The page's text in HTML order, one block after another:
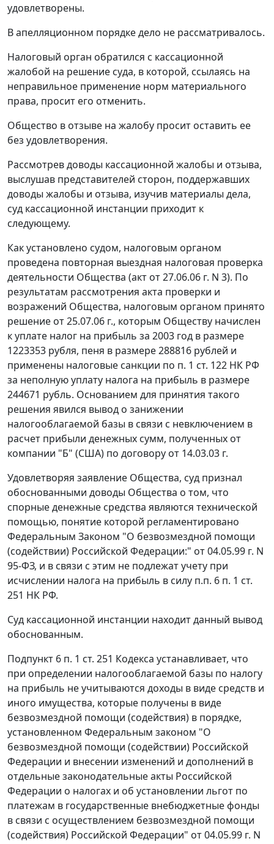
удовлетворены.
В апелляционном порядке дело не рассматривалось.
Налоговый орган обратился с кассационной
жалобой на решение суда, в которой, ссылаясь на
неправильное применение норм материального
права, просит его отменить.
Общество в отзыве на жалобу просит оставить ее
без удовлетворения.
Рассмотрев доводы кассационной жалобы и отзыва,
выслушав представителей сторон, поддержавших
доводы жалобы и отзыва, изучив материалы дела,
суд кассационной инстанции приходит к
следующему.
Как установлено судом, налоговым органом
проведена повторная выездная налоговая проверка
деятельности Общества (акт от 27.06.06 г. N 3). По
результатам рассмотрения акта проверки и
возражений Общества, налоговым органом принято
решение от 25.07.06 г., которым Обществу начислен
к уплате налог на прибыль за 2003 год в размере
1223353 рубля, пеня в размере 288816 рублей и
применены налоговые санкции по п. 1 ст. 122 НК РФ
за неполную уплату налога на прибыль в размере
244671 рубль. Основанием для принятия такого
решения явился вывод о занижении
налогооблагаемой базы в связи с невключением в
расчет прибыли денежных сумм, полученных от
компании "Б" (США) по договору от 14.03.03 г.
Удовлетворяя заявление Общества, суд признал
обоснованными доводы Общества о том, что
спорные денежные средства являются технической
помощью, понятие которой регламентировано
Федеральным Законом "О безвозмездной помощи
(содействии) Российской Федерации:" от 04.05.99 г. N
95-ФЗ, и в связи с этим не подлежат учету при
исчислении налога на прибыль в силу п.п. 6 п. 1 ст.
251 НК РФ.
Суд кассационной инстанции находит данный вывод
обоснованным.
Подпункт 6 п. 1 ст. 251 Кодекса устанавливает, что
при определении налогооблагаемой базы по налогу
на прибыль не учитываются доходы в виде средств и
иного имущества, которые получены в виде
безвозмездной помощи (содействия) в порядке,
установленном Федеральным законом "О
безвозмездной помощи (содействии) Российской
Федерации и внесении изменений и дополнений в
отдельные законодательные акты Российской
Федерации о налогах и об установлении льгот по
платежам в государственные внебюджетные фонды
в связи с осуществлением безвозмездной помощи
(содействия) Российской Федерации" от 04.05.99 г. N